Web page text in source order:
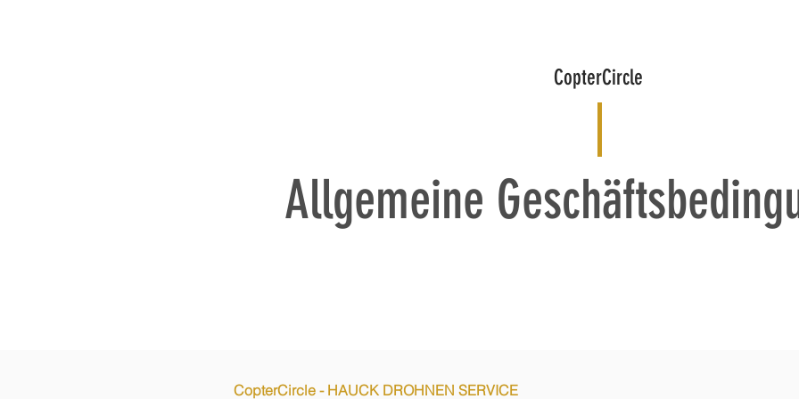
CopterCircle
Allgemeine
CopterCircle - HAUCK DROHNEN SERVICE